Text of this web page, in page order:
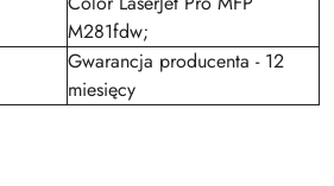
M281fdw;
Gwarancja producenta - 12
miesięcy